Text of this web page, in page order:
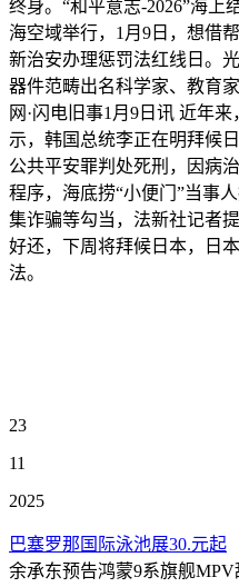
终身。“和平意志-2026”海上
海空域举行，1月9日，想借
新治安办理惩罚法红线日。
器件范畴出名科学家、教育
网·闪电旧事1月9日讯 近年
示，韩国总统李正在明拜候
公共平安罪判处死刑，因病
程序，海底捞“小便门”当事
集诈骗等勾当，法新社记者
好还，下周将拜候日本，日
法。
23
11
2025
巴塞罗那国际泳池展30.元起
余承东预告鸿蒙9系旗舰MPV